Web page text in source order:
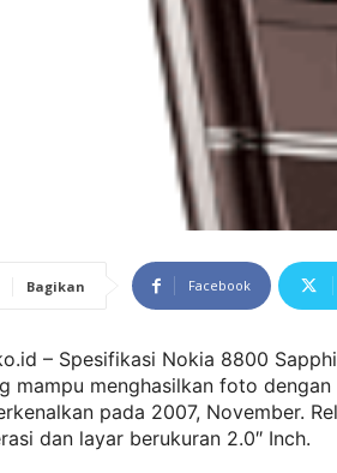
Bagikan Facebook
– Spesifikasi Nokia 8800
mampu menghasilkan foto
pada 2007, November.
dan layar berukuran 2.0″ Inch.